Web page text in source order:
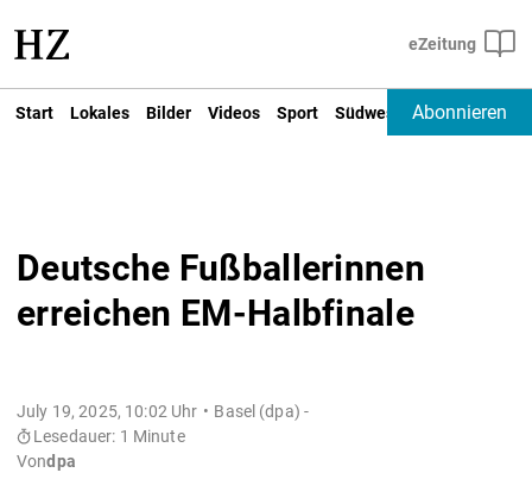
Start Lokales Bilder Videos Sport Südwest Deutschland
Abonnieren
Deutsche Fußballerinnen
erreichen EM-Halbfinale
July 19, 2025, 10:02 Uhr
Basel (dpa) -
Lesedauer: 1 Minute
Vondpa